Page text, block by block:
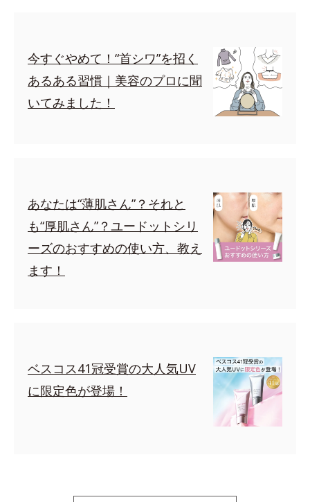
今すぐやめて！“首シワ”を招く
あるある習慣｜美容のプロに聞
いてみました！
あなたは“薄肌さん”？それと
も“厚肌さん”？ユードットシリ
ーズのおすすめの使い方、教え
ます！
ベスコス41冠受賞の大人気UV
に限定色が登場！